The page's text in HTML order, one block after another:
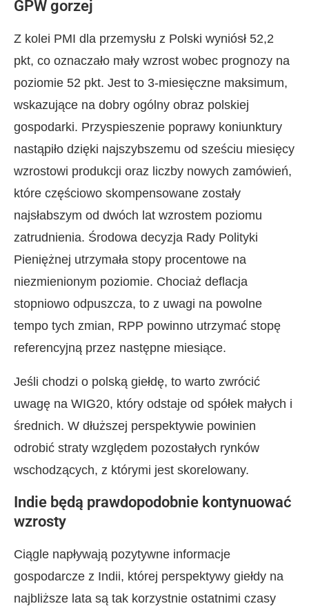
GPW gorzej
Z kolei PMI dla przemysłu z Polski wyniósł 52,2
pkt, co oznaczało mały wzrost wobec prognozy na
poziomie 52 pkt. Jest to 3-miesięczne maksimum,
wskazujące na dobry ogólny obraz polskiej
gospodarki. Przyspieszenie poprawy koniunktury
nastąpiło dzięki najszybszemu od sześciu miesięcy
wzrostowi produkcji oraz liczby nowych zamówień,
które częściowo skompensowane zostały
najsłabszym od dwóch lat wzrostem poziomu
zatrudnienia. Środowa decyzja Rady Polityki
Pieniężnej utrzymała stopy procentowe na
niezmienionym poziomie. Chociaż deflacja
stopniowo odpuszcza, to z uwagi na powolne
tempo tych zmian, RPP powinno utrzymać stopę
referencyjną przez następne miesiące.
Jeśli chodzi o polską giełdę, to warto zwrócić
uwagę na WIG20, który odstaje od spółek małych i
średnich. W dłuższej perspektywie powinien
odrobić straty względem pozostałych rynków
wschodzących, z którymi jest skorelowany.
Indie będą prawdopodobnie kontynuować
wzrosty
Ciągle napływają pozytywne informacje
gospodarcze z Indii, której perspektywy giełdy na
najbliższe lata są tak korzystnie ostatnimi czasy